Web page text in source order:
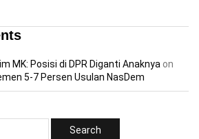
MK: Posisi di DPR Diganti Anaknya on
5-7 Persen Usulan NasDem